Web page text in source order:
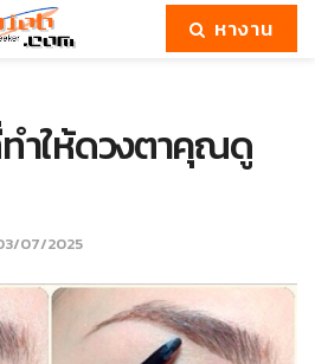
หางาน
ำให้ดวงตาคุณดู
07/2025